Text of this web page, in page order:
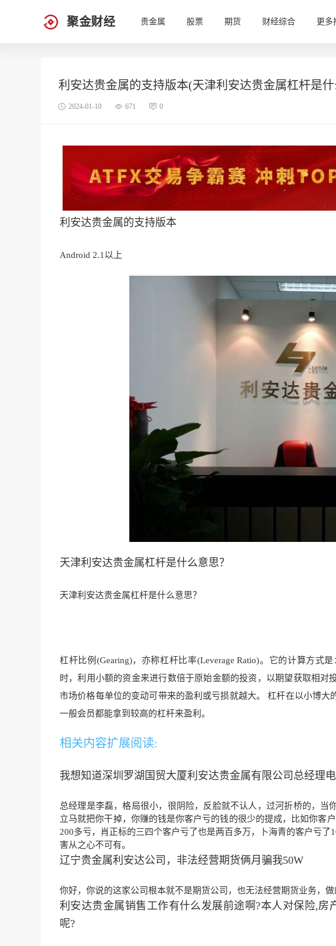
聚金财经 贵金属 股票 期货 财经综合 更多
利安达贵金属的支持版本(天津利安达贵金属杠杆是什
2024-01-10 671 0
利安达贵金属的支持版本
Android 2.1以上
天津利安达贵金属杠杆是什么意思？
天津利安达贵金属杠杆是什么意思？
杠杆比例(Gearing)，亦称杠杆比率(Leverage Ratio)。它的计算方式
时，利用小额的资金来进行数倍于原始金额的投资，以期望获取相
市场价格每单位的变动可带来的盈利或亏损就越大。 杠杆在以小博大
一般会员都能拿到较高的杠杆来盈利。
相关内容扩展阅读:
我想知道深圳罗湖国贸大厦利安达贵金属有限公司总经理
总经理是李磊，格局很小，很阴险，反脸就不认人，过河折桥的，当
立马就把你干掉，你赚的钱是你客户亏的钱的很少的提成，比如你客
200多亏，肖正标的三四个客户亏了也是两百多万，卜海青的客户亏了
害从之心不可有。
辽宁贵金属利安达公司，非法经营期货俩月骗我50W
你好，你说的这家公司根本就不是期货公司，也无法经营期货业务，做
利安达贵金属销售工作有什么发展前途啊?本人对保险,
呢?